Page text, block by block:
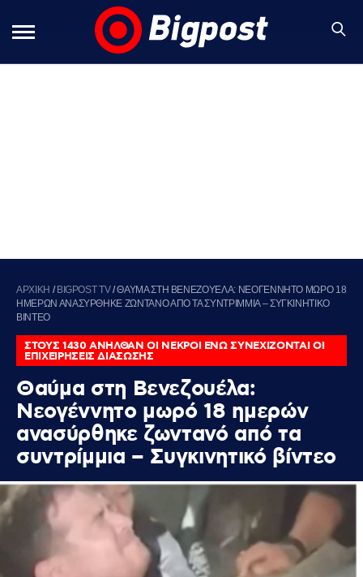
ΑΡΧΙΚΗ / BIGPOST TV/ΘΑΥΜΑ ΣΤΗ ΒΕΝΕΖΟΥΕΛΑ: ΝΕΟΓΕΝΝΗΤΟ ΜΩΡΟ 18
ΗΜΕΡΩΝ ΑΝΑΣΥΡΘΗΚΕ ΖΩΝΤΑΝΟ ΑΠΟ ΤΑ ΣΥΝΤΡΙΜΜΙΑ – ΣΥΓΚΙΝΗΤΙΚΟ
ΒΙΝΤΕΟ
ΣΤΟΥΣ 1430 ΑΝΗΛΘΑΝ ΟΙ ΝΕΚΡΟΙ ΕΝΩ ΣΥΝΕΧΙΖΟΝΤΑΙ ΟΙ
ΕΠΙΧΕΙΡΗΣΕΙΣ ΔΙΑΣΩΣΗΣ
Θαύμα στη Βενεζουέλα:
Νεογέννητο μωρό 18 ημερών
ανασύρθηκε ζωντανό από τα
συντρίμμια – Συγκινητικό βίντεο